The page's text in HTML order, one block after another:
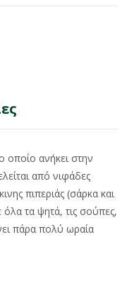
οποίο ανήκει στην
από νιφάδες
πιπεριάς (σάρκα και
τα ψητά, τις σούπες,
πάρα πολύ ωραία